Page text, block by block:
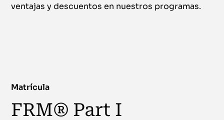
ventajas y descuentos en nuestros programas.
Matrícula
FRM® Part I